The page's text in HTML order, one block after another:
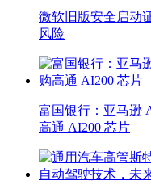
微软旧版安全启动
风险
富国银行：亚马逊
高通 AI200 芯片